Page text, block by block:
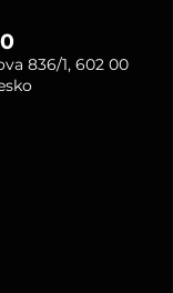
836/1, 602 00